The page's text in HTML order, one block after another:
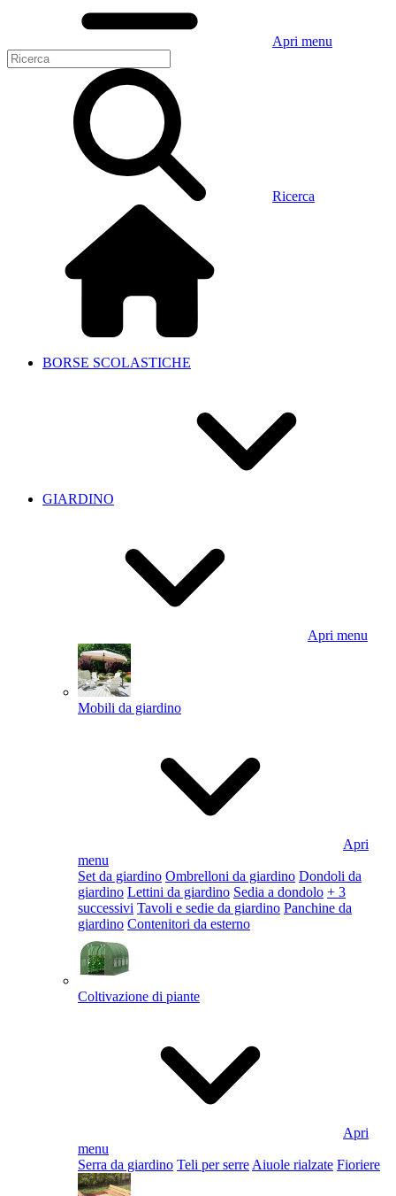
Apri menu
Ricerca
BORSE SCOLASTICHE
GIARDINO
Apri menu
Mobili da giardino
Apri
menu
Set da giardino Ombrelloni da giardino Dondoli da
giardino Lettini da giardino Sedia a dondolo + 3
successivi Tavoli e sedie da giardino Panchine da
giardino Contenitori da esterno
Coltivazione di piante
Apri
menu
Serra da giardino Teli per serre Aiuole rialzate Fioriere